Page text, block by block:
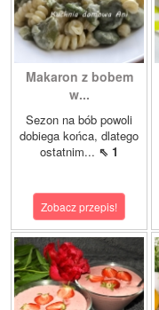
Makaron z bobem
w...
Sezon na bób powoli
dobiega końca, dlatego
ostatnim... ⇖ 1
Zobacz przepis!